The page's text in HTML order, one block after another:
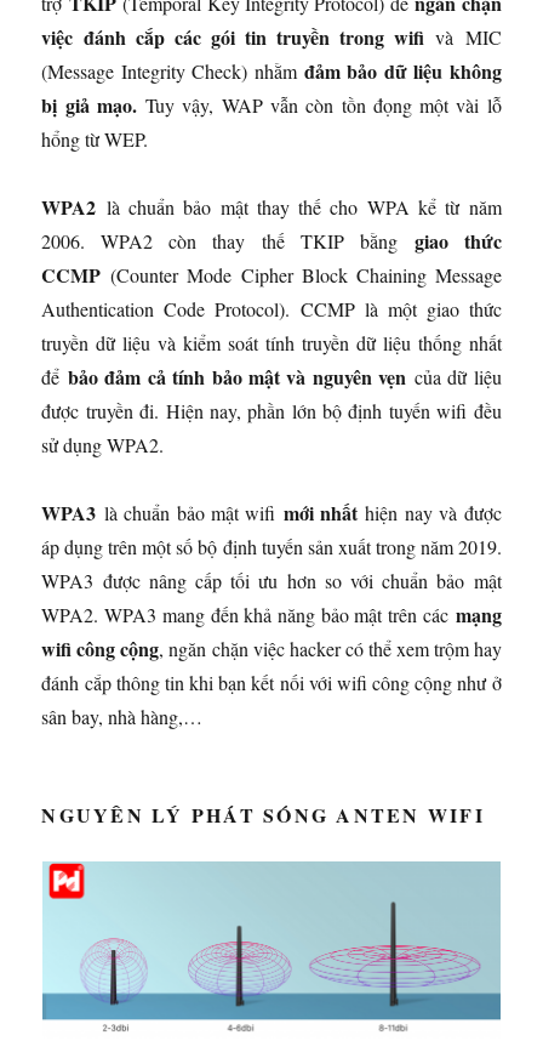
việc đánh cắp các gói tin truyền trong wifi và MIC
(Message Integrity Check) nhằm đảm bảo dữ liệu không
bị giả mạo.Tuy vậy, WAP vẫn còn tồn đọng một vài lỗ
hổng từ WEP.
WPA2 là chuẩn bảo mật thay thế cho WPA kể từ năm
2006. WPA2 còn thay thế TKIP bằng giao thức
CCMP (Counter Mode Cipher Block Chaining Message
Authentication Code Protocol). CCMP là một giao thức
truyền dữ liệu và kiểm soát tính truyền dữ liệu thống nhất
để bảo đảm cả tính bảo mật và nguyên vẹn của dữ liệu
được truyền đi. Hiện nay, phần lớn bộ định tuyến wifi đều
sử dụng WPA2.
WPA3 là chuẩn bảo mật wifi mới nhấthiện nay và được
áp dụng trên một số bộ định tuyến sản xuất trong năm 2019.
WPA3 được nâng cấp tối ưu hơn so với chuẩn bảo mật
WPA2. WPA3 mang đến khả năng bảo mật trên các mạng
wifi công cộng, ngăn chặn việc hacker có thể xem trộm hay
đánh cắp thông tin khi bạn kết nối với wifi công cộng như ở
sân bay, nhà hàng,…
NGUYÊN LÝ PHÁT SÓNG ANTEN WIFI